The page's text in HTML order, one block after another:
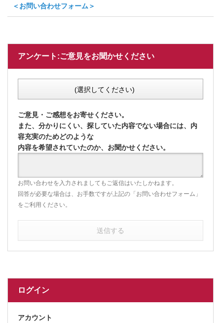
＜お問い合わせフォーム＞
アンケート:ご意見をお聞かせください
(選択してください)
ご意見・ご感想をお寄せください。
また、分かりにくい、探していた内容でない場合には、内
容充実のためどのような
内容を希望されていたのか、お聞かせください。
お問い合わせを入力されましてもご返信はいたしかねます。
回答が必要な場合は、お手数ですが上記の「お問い合わせフォーム」
をご利用ください。
送信する
ログイン
アカウント